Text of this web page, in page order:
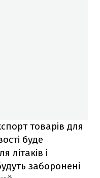
товарів для
буде
літаків і
заборонені